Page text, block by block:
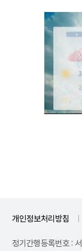
개인정보처리방침
정기간행등록번호 :